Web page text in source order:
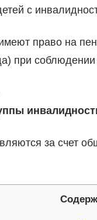
с
право на
при
за счет